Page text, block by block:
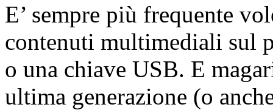
E’ sempre più frequente
contenuti multimediali sul
o una chiave USB. E
ultima generazione (o